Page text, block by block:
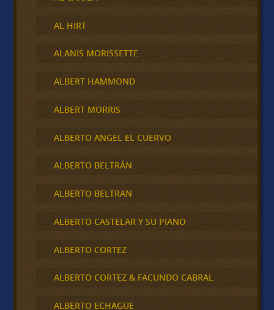
AL HIRT
ALANIS MORISSETTE
ALBERT HAMMOND
ALBERT MORRIS
ALBERTO ANGEL EL CUERVO
ALBERTO BELTRÁN
ALBERTO BELTRAN
ALBERTO CASTELAR Y SU PIANO
ALBERTO CORTEZ
ALBERTO CORTEZ & FACUNDO CABRAL
ALBERTO ECHAGÜE